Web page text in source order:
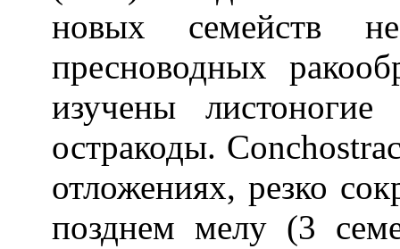
новых семейств
пресноводных
изучены
остракоды.
отложениях, резко
позднем мелу (3